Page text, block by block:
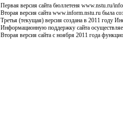
Первая версия сайта бюллетеня www.nstu.ru/
Вторая версия сайта www.inform.nstu.ru была
Третья (текущая) версия создана в 2011 году
Информационную поддержку сайта
Вторая версия сайта с ноября 2011 года